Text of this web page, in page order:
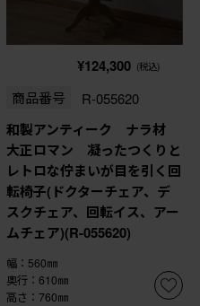
¥124,300 (税込)
商品番号 R-055620
和製アンティーク ナラ材
大正ロマン 凝ったつくりと
レトロな佇まいが目を引く回
転椅子(ドクターチェア、デ
スクチェア、回転イス、アー
ムチェア)(R-055620)
幅：560㎜
奥行：610㎜
高さ：760㎜